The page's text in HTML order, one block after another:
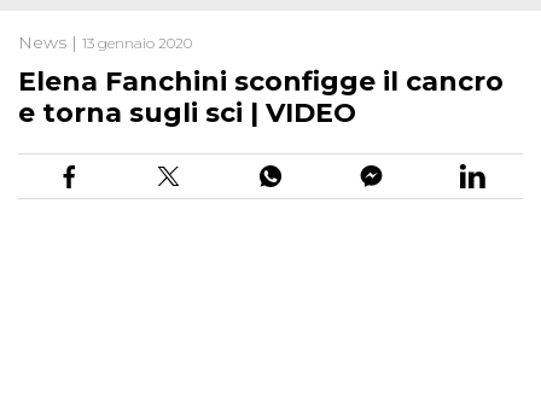
News | 13 gennaio 2020
Elena Fanchini sconfigge il cancro
e torna sugli sci | VIDEO